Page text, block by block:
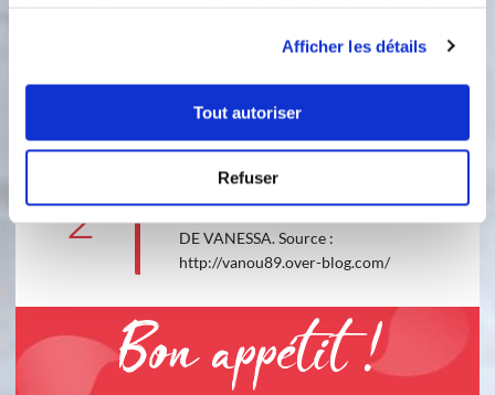
Afficher les détails
Tout autoriser
Refuser
150°C. Placer un torchon à la sortie
refroidissement complet et placer
dans une boite type boite boulangère
conserveront tout leur moelleux)
2
DE VANESSA. Source :
http://vanou89.over-blog.com/
Bon appétit !